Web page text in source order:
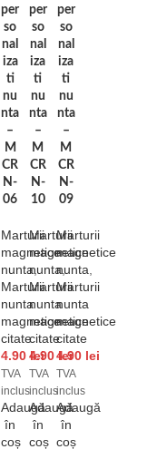
per
so
nal
iza
ti
nu
nta
–
M
CR
N-
06
Marturii
magnetice
nunta,
Marturii
nunta
magnetice
citate
4.90lei
TVA
inclus
Adaugă
în
coș
per
so
nal
iza
ti
nu
nta
–
M
CR
N-
10
Marturii
magnetice
nunta,
Marturii
nunta
magnetice
citate
4.90lei
TVA
inclus
Adaugă
în
coș
per
so
nal
iza
ti
nu
nta
–
M
CR
N-
09
Marturii
magnetice
nunta
Marturii
nunta
magnetice
citate
4.90 lei
TVA
inclus
Adaugă
în
coș